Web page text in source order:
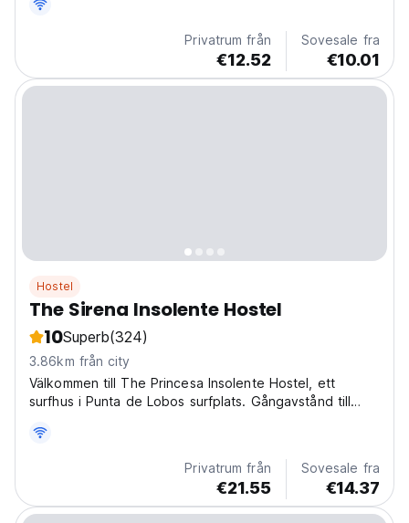
Privatrum från
€12.52
Sovesale fra
€10.01
Hostel
The Sirena Insolente Hostel
10Superb(324)
3.86km från city
Välkommen till The Princesa Insolente Hostel, ett
surfhus i Punta de Lobos surfplats. Gångavstånd till
återvinningsprojekt, tillverkat till 90 % med behållare
Privatrum från
€21.55
Sovesale fra
€14.37